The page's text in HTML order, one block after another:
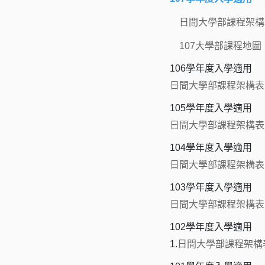
日間大學部課程架
107大學部課程地圖
106學年度入學適用
日間大學部課程架構表
105學年度入學適用
日間大學部課程架構表
104學年度入學適用
日間大學部課程架構表
103學年度入學適用
日間大學部課程架構表
102學年度入學適用
1. 日間大學部課程架構